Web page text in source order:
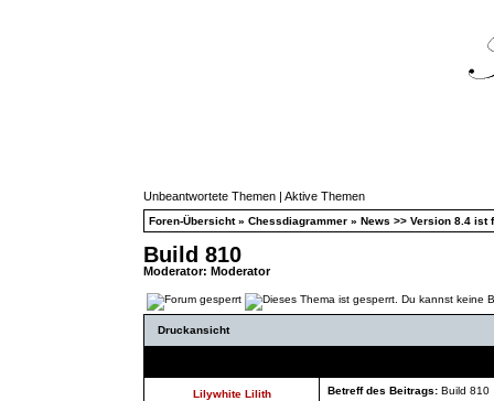
Unbeantwortete Themen | Aktive Themen
Foren-Übersicht» Chessdiagrammer » News >> Version 8.4 ist
Build 810
Moderator: Moderator
Druckansicht
Lilywhite Lilith Betreff des Beitrags: Build 810